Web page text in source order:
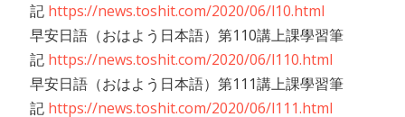
記 https://news.toshit.com/2020/06/l10.html
早安日語（おはよう日本語）第110講上課學習筆
記 https://news.toshit.com/2020/06/l110.html
早安日語（おはよう日本語）第111講上課學習筆
記 https://news.toshit.com/2020/06/l111.html